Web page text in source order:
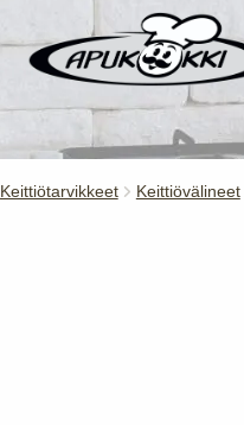
navigointiin
sisältöön
Keittiötarvikkeet Keittiövälineet